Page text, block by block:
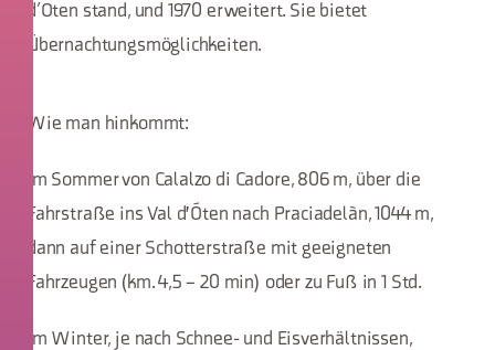
d’Oten stand, und 1970 erweitert. Sie bietet
Übernachtungsmöglichkeiten.
Wie man hinkommt:
Im Sommer von Calalzo di Cadore, 806 m, über die
Fahrstraße ins Val d'Óten nach Praciadelàn, 1044 m,
dann auf einer Schotterstraße mit geeigneten
Fahrzeugen (km. 4,5 – 20 min) oder zu Fuß in 1 Std.
Im Winter, je nach Schnee- und Eisverhältnissen,